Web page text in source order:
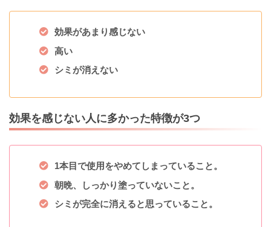
効果があまり感じない
高い
シミが消えない
効果を感じない人に多かった特徴が3つ
1本目で使用をやめてしまっていること。
朝晩、しっかり塗っていないこと。
シミが完全に消えると思っていること。